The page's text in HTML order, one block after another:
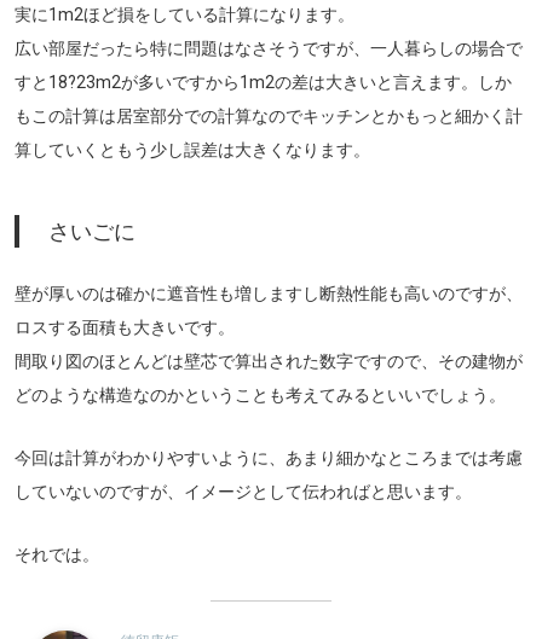
実に1m2ほど損をしている計算になります。
広い部屋だったら特に問題はなさそうですが、一人暮らしの場合で
すと18?23m2が多いですから1m2の差は大きいと言えます。しか
もこの計算は居室部分での計算なのでキッチンとかもっと細かく計
算していくともう少し誤差は大きくなります。
さいごに
壁が厚いのは確かに遮音性も増しますし断熱性能も高いのですが、
ロスする面積も大きいです。
間取り図のほとんどは壁芯で算出された数字ですので、その建物が
どのような構造なのかということも考えてみるといいでしょう。
今回は計算がわかりやすいように、あまり細かなところまでは考慮
していないのですが、イメージとして伝わればと思います。
それでは。